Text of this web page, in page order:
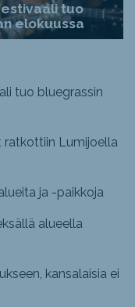
tuo
elokuussa
tuo bluegrassin
ratkottiin Lumijoella
ja -paikkoja
alueella
kansalaisia ei